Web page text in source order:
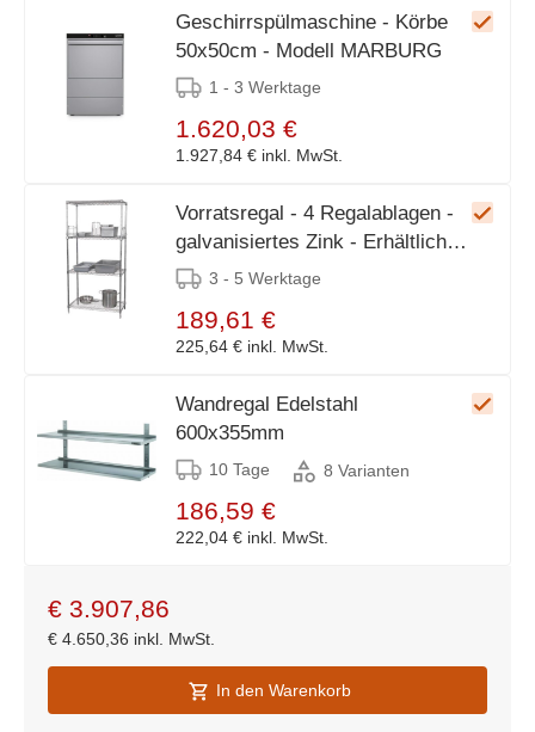
Geschirrspülmaschine - Körbe
50x50cm - Modell MARBURG
1 - 3 Werktage
1.620,03 €
1.927,84 € inkl. MwSt.
Vorratsregal - 4 Regalablagen -
galvanisiertes Zink - Erhältlich in
4 Größen
3 - 5 Werktage
189,61 €
225,64 € inkl. MwSt.
Wandregal Edelstahl
600x355mm
10 Tage 8 Varianten
186,59 €
222,04 € inkl. MwSt.
€ 3.907,86
€ 4.650,36 inkl. MwSt.
In den Warenkorb